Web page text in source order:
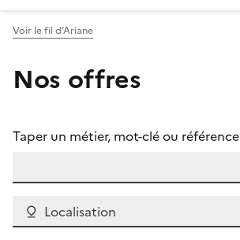
Voir le fil d’Ariane
Nos offres
Taper un métier, mot-clé ou référence
Localisation